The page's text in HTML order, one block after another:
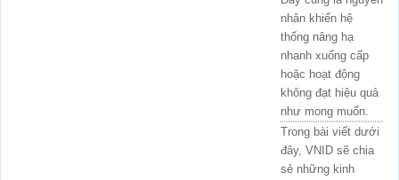
nhân khiến hệ
thống nâng hạ
nhanh xuống cấp
hoặc hoạt động
không đạt hiệu quả
như mong muốn.
Trong bài viết dưới
đây, VNID sẽ chia
sẻ những kinh